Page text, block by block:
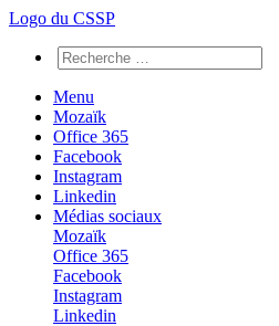
Logo du CSSP
Menu
Mozaïk
Office 365
Facebook
Instagram
Linkedin
Médias sociaux
Mozaïk
Office 365
Facebook
Instagram
Linkedin